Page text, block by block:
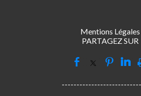
Mentions Légales
PARTAGEZ SUR